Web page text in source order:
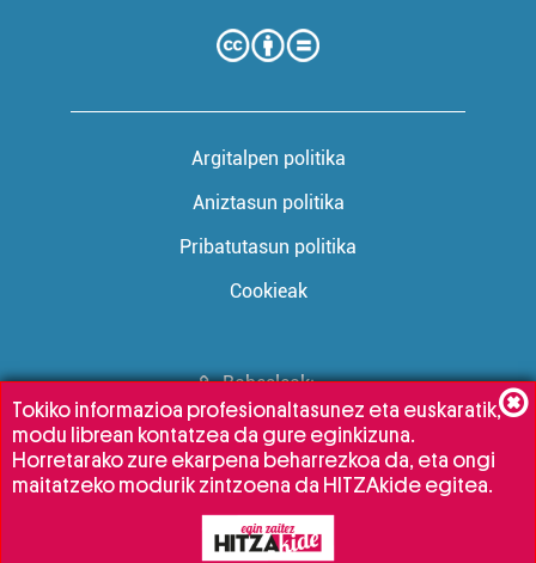
Argitalpen politika
Aniztasun politika
Pribatutasun politika
Cookieak
Babesleak:
Tokiko informazioa profesionaltasunez eta euskaratik,
modu librean kontatzea da gure eginkizuna.
Horretarako zure ekarpena beharrezkoa da, eta ongi
maitatzeko modurik zintzoena da HITZAkide egitea.